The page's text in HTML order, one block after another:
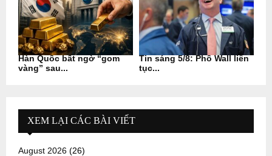
Hàn Quốc bất ngờ “gom
vàng” sau...
Tin sáng 5/8: Phố Wall liên
tục...
XEM LẠI CÁC BÀI VIẾT
August 2026 (26)